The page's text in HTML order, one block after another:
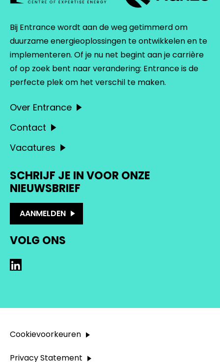
Bij Entrance wordt aan de weg getimmerd om
duurzame energieoplossingen te ontwikkelen en te
implementeren. Of je nu net begint aan je carrière
of op zoek bent naar verandering: Entrance is de
perfecte plek om het verschil te maken.
Over Entrance
Contact
Vacatures
SCHRIJF JE IN VOOR ONZE
NIEUWSBRIEF
AANMELDEN
VOLG ONS
LinkedIn
Cookievoorkeuren
Privacy Statement